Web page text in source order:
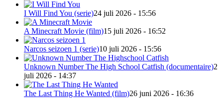
I Will Find You (serie)24 juli 2026 - 15:56
A Minecraft Movie (film)15 juli 2026 - 16:52
Narcos seizoen 1 (serie)10 juli 2026 - 15:56
Unknown Number The High School Catfish (documentaire)2
juli 2026 - 14:37
The Last Thing He Wanted (film)26 juni 2026 - 16:36